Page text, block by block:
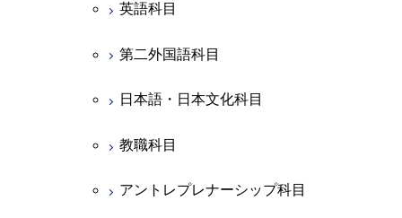
創造プロセス科目
共通専門科目
英語科目
第二外国語科目
日本語・日本文化科目
教職科目
アントレプレナーシップ科目